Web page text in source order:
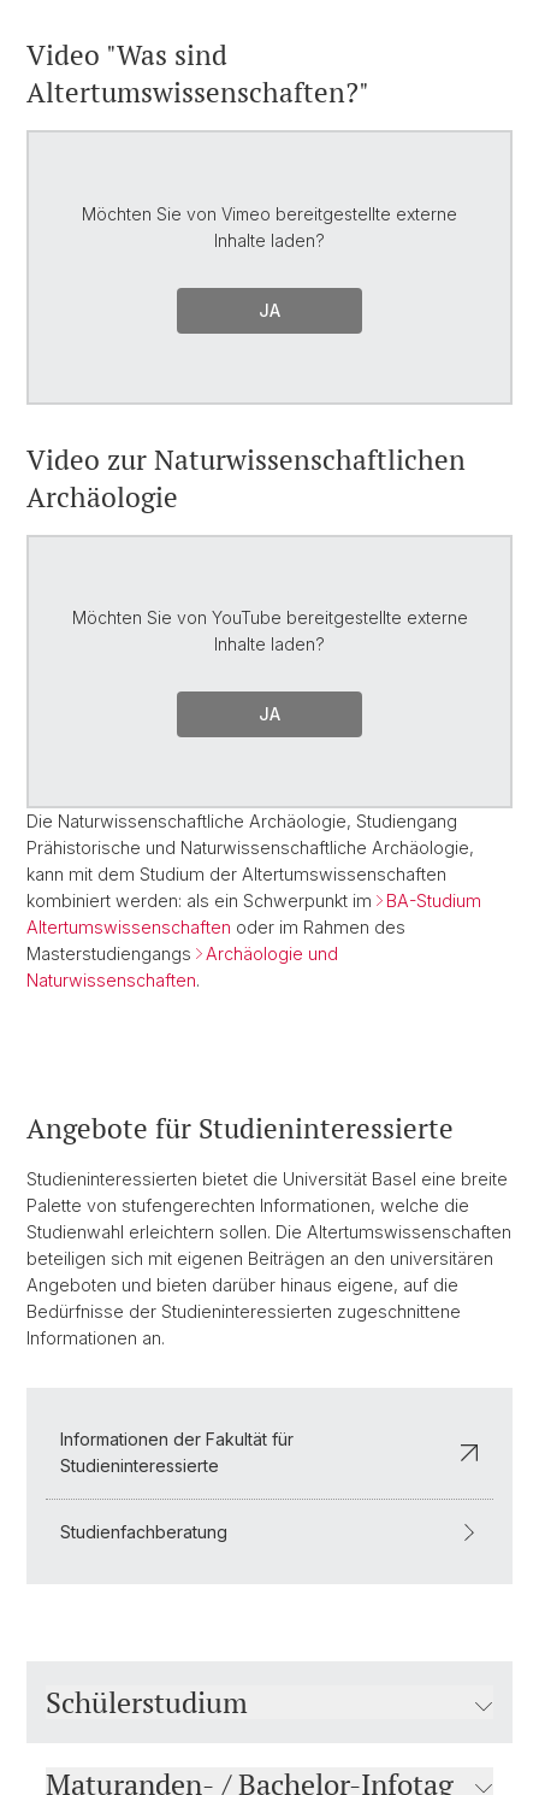
Video "Was sind
Altertumswissenschaften?"
Möchten Sie von Vimeo bereitgestellte externe
Inhalte laden?
JA
Video zur Naturwissenschaftlichen
Archäologie
Möchten Sie von YouTube bereitgestellte externe
Inhalte laden?
JA
Die Naturwissenschaftliche Archäologie, Studiengang
Prähistorische und Naturwissenschaftliche Archäologie,
kann mit dem Studium der Altertumswissenschaften
kombiniert werden: als ein Schwerpunkt im
BA-Studium
Altertumswissenschaften oder im Rahmen des
Masterstudiengangs
Archäologie und
Naturwissenschaften.
Angebote für Studieninteressierte
Studieninteressierten bietet die Universität Basel eine breite
Palette von stufengerechten Informationen, welche die
Studienwahl erleichtern sollen. Die Altertumswissenschaften
beteiligen sich mit eigenen Beiträgen an den universitären
Angeboten und bieten darüber hinaus eigene, auf die
Bedürfnisse der Studieninteressierten zugeschnittene
Informationen an.
Informationen der Fakultät für
Studieninteressierte
Studienfachberatung
Schülerstudium
Maturanden- / Bachelor-Infotag